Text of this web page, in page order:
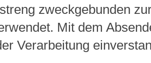
zweckgebunden
Mit dem
Verarbeitung